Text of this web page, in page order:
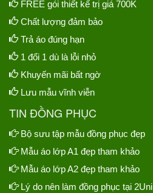
FREE gói thiết kế trị giá 700K
Chất lượng đảm bảo
Trả áo đúng hạn
1 đổi 1 dù là lỗi nhỏ
Khuyến mãi bất ngờ
Lưu mẫu vĩnh viễn
TIN ĐỒNG PHỤC
Bộ sưu tập mẫu đồng phục đẹp
Mẫu áo lớp A1 đẹp tham khảo
Mẫu áo lớp A2 đẹp tham khảo
Lý do nên làm đồng phục tại 2Uni